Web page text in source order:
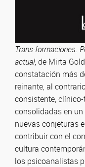
Trans-formaciones.
actual, de Mirta
constatación más
reinante, al
consistente,
consolidadas en
nuevas conjeturas
contribuir con el
cultura
los psicoanalistas